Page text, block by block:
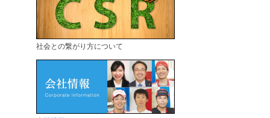
社会との繋がり方について